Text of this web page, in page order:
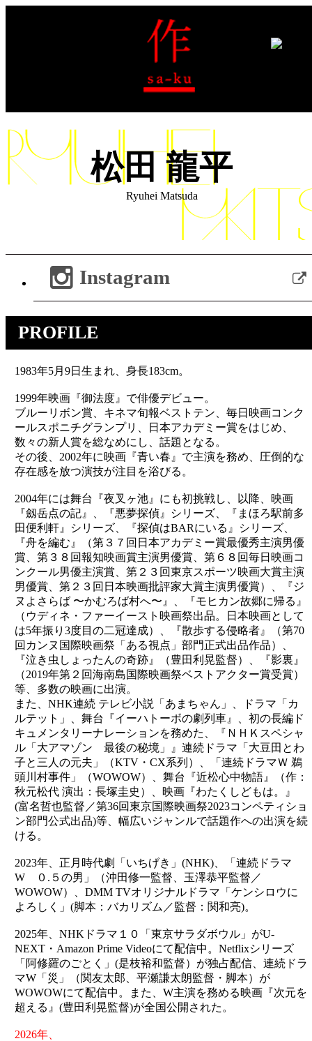
松田 龍平
Ryuhei Matsuda
Instagram
PROFILE
1983年5月9日生まれ、身長183cm。
1999年映画『御法度』で俳優デビュー。
ブルーリボン賞、キネマ旬報ベストテン、毎日映画コンク
ールスポニチグランプリ、日本アカデミー賞をはじめ、
数々の新人賞を総なめにし、話題となる。
その後、2002年に映画『青い春』で主演を務め、圧倒的な
存在感を放つ演技が注目を浴びる。
2004年には舞台『夜叉ヶ池』にも初挑戦し、以降、映画
『劔岳点の記』、『悪夢探偵』シリーズ、『まほろ駅前多
田便利軒』シリーズ、『探偵はBARにいる』シリーズ、
『舟を編む』（第３７回日本アカデミー賞最優秀主演男優
賞、第３８回報知映画賞主演男優賞、第６８回毎日映画コ
ンクール男優主演賞、第２３回東京スポーツ映画大賞主演
男優賞、第２３回日本映画批評家大賞主演男優賞）、『ジ
ヌよさらば 〜かむろば村へ〜』、『モヒカン故郷に帰る』
（ウディネ・ファーイースト映画祭出品。日本映画として
は5年振り3度目の二冠達成）、『散歩する侵略者』（第70
回カンヌ国際映画祭「ある視点」部門正式出品作品）、
『泣き虫しょったんの奇跡』（豊田利晃監督）、『影裏』
（2019年第２回海南島国際映画祭ベストアクター賞受賞）
等、多数の映画に出演。
また、NHK連続 テレビ小説「あまちゃん」、ドラマ「カ
ルテット」、舞台『イーハトーボの劇列車』、初の長編ド
キュメンタリーナレーションを務めた、『ＮＨＫスペシャ
ル「大アマゾン 最後の秘境」』連続ドラマ「大豆田とわ
子と三人の元夫」（KTV・CX系列）、「連続ドラマＷ 鵜
頭川村事件」（WOWOW）、舞台『近松心中物語』（作：
秋元松代 演出：長塚圭史）、映画『わたくしどもは。』
(富名哲也監督／第36回東京国際映画祭2023コンペティショ
ン部門公式出品)等、幅広いジャンルで話題作への出演を続
ける。
2023年、正月時代劇「いちげき」(NHK)、「連続ドラマ
W ０.５の男」（沖田修一監督、玉澤恭平監督／
WOWOW）、DMM TVオリジナルドラマ「ケンシロウに
よろしく」(脚本：バカリズム／監督：関和亮)。
2025年、NHKドラマ１０「東京サラダボウル」がU-
NEXT・Amazon Prime Videoにて配信中。Netflixシリーズ
「阿修羅のごとく」(是枝裕和監督）が独占配信、連続ドラ
マW「災」（関友太郎、平瀬謙太朗監督・脚本）が
WOWOWにて配信中。また、W主演を務める映画『次元を
超える』(豊田利晃監督)が全国公開された。
2026年、